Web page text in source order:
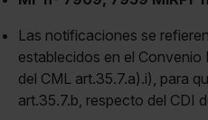
Las notificaciones se
establecidos en el
del CML art.35.7.a).i), para
art.35.7.b, respecto del CDI